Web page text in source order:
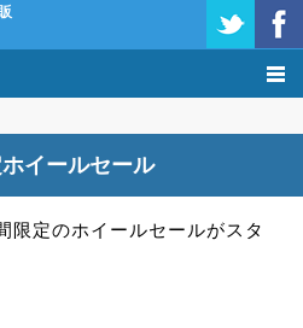
基礎知識
イールセール
限定のホイールセールがスタ